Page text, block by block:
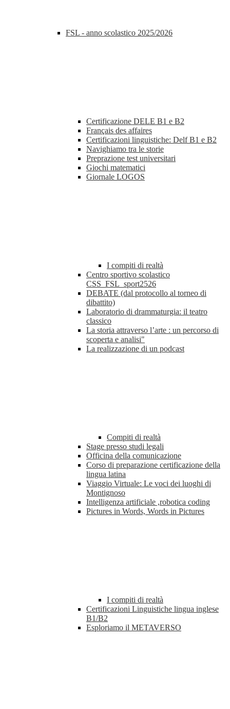
FSL - anno scolastico 2025/2026
Certificazione DELE B1 e B2
Français des affaires
Certificazioni linguistiche: Delf B1 e B2
Navighiamo tra le storie
Preprazione test universitari
Giochi matematici
Giornale LOGOS
I compiti di realtà
Centro sportivo scolastico
CSS_FSL_sport2526
DEBATE (dal protocollo al torneo di
dibattito)
Laboratorio di drammaturgia: il teatro
classico
La storia attraverso l’arte : un percorso di
scoperta e analisi"
La realizzazione di un podcast
Compiti di realtà
Stage presso studi legali
Officina della comunicazione
Corso di preparazione certificazione della
lingua latina
Viaggio Virtuale: Le voci dei luoghi di
Montignoso
Intelligenza artificiale ,robotica coding
Pictures in Words, Words in Pictures
I compiti di realtà
Certificazioni Linguistiche lingua inglese
B1/B2
Esploriamo il METAVERSO